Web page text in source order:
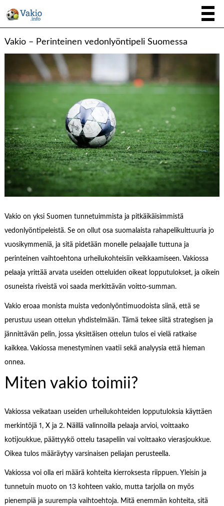
Vakio – Perinteinen vedonlyöntipeli Suomessa
Vakio on yksi Suomen tunnetuimmista ja pitkäikäisimmistä
vedonlyöntipeleistä. Se on ollut osa suomalaista rahapelikulttuuria jo
vuosikymmeniä, ja sitä pidetään monelle pelaajalle tuttuna ja
perinteinen vaihtoehtona urheilukohteisiin veikkaamiseen. Vakiossa
pelaaja yrittää arvata useiden otteluiden oikeat lopputulokset, ja oikein
osuneista riveistä voi saada merkittävän voitto-summan.
Vakio eroaa monista muista vedonlyöntimuodoista siinä, että se
perustuu usean ottelun yhdistelmään. Tämä tekee siitä strategisen ja
jännittävän pelin, jossa yksittäisen ottelun tulos ei vielä ratkaise
kaikkea. Vakiossa menestyminen vaatii sekä analyysia että hieman
onnea.
Miten vakio toimii?
Vakiossa veikataan useiden urheilukohteiden lopputuloksia käyttäen
merkintöjä 1, X ja 2. Näillä valinnoilla pelaaja arvioi, voittaako
kotijoukkue, päättyykö ottelu tasapeliin vai voittaako vierasjoukkue.
Oikea tulos määräytyy varsinaisen peliajan perusteella.
Vakiossa voi olla eri määrä kohteita kierroksesta riippuen. Yleisin ja
tunnetuin muoto on 13 kohteen vakio, mutta tarjolla on myös
pienempiä ja suurempia vaihtoehtoja. Mitä enemmän kohteita, sitä